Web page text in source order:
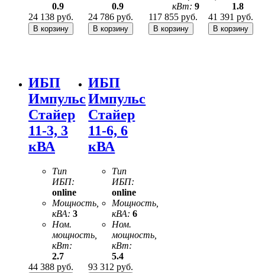
0.9
24 138 руб.
0.9
24 786 руб.
кВт: 9
117 855руб.
1.8
41 391 руб.
ИБП
Импульс
Стайер
11-3, 3
кВА
Тип
ИБП:
online
Мощность,
кВА: 3
Ном.
мощность,
кВт:
2.7
44 388 руб.
ИБП
Импульс
Стайер
11-6, 6
кВА
Тип
ИБП:
online
Мощность,
кВА: 6
Ном.
мощность,
кВт:
5.4
93 312 руб.